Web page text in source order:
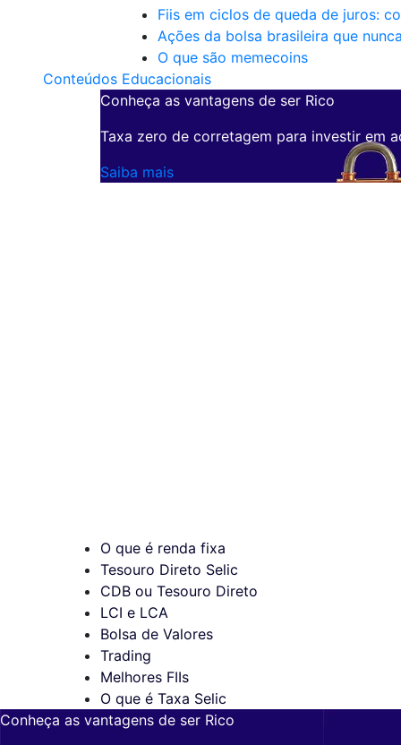
Fiis em ciclos de queda de juros:
Ações da bolsa brasileira que
O que são memecoins
Conteúdos Educacionais
Conheça as vantagens de ser Rico
Taxa zero de corretagem para investir em
Saiba mais
O que é renda fixa
Tesouro Direto Selic
CDB ou Tesouro Direto
LCI e LCA
Bolsa de Valores
Trading
Melhores FIIs
O que é Taxa Selic
Conheça as vantagens de ser Rico